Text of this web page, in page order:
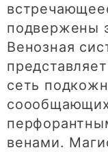
подвержены
Венозная
сеть
венами.